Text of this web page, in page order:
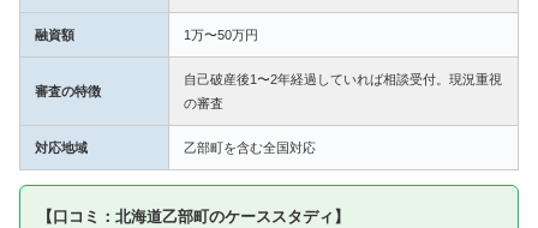
融資額 1万〜50万円
審査の特徴
自己破産後1〜2年経過していれば相談受付。現況重視
の審査
対応地域 乙部町を含む全国対応
【口コミ：北海道乙部町のケーススタディ】